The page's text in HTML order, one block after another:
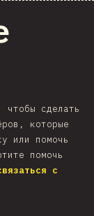
сделать
которые
или помочь
помочь
с